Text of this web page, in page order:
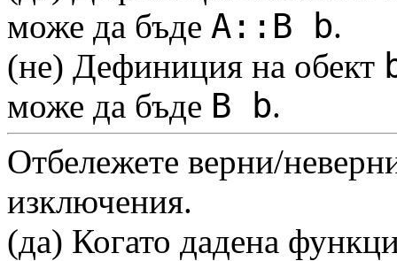
може да бъде A::B b.
(не) Дефиниция на обект
може да бъде B b.
Отбележете верни/
изключения.
(да) Когато дадена